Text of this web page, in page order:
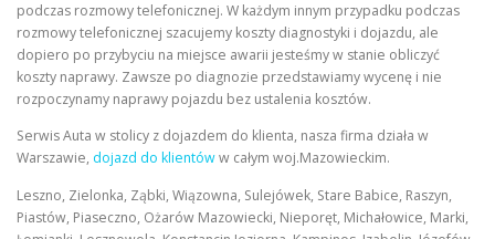
podczas rozmowy telefonicznej. W każdym innym przypadku podczas
rozmowy telefonicznej szacujemy koszty diagnostyki i dojazdu, ale
dopiero po przybyciu na miejsce awarii jesteśmy w stanie obliczyć
koszty naprawy. Zawsze po diagnozie przedstawiamy wycenę i nie
rozpoczynamy naprawy pojazdu bez ustalenia kosztów.
Serwis Auta w stolicy z dojazdem do klienta, nasza firma działa w
Warszawie, dojazd do klientóww całym woj.Mazowieckim.
Leszno, Zielonka, Ząbki, Wiązowna, Sulejówek, Stare Babice, Raszyn,
Piastów, Piaseczno, Ożarów Mazowiecki, Nieporęt, Michałowice, Marki,